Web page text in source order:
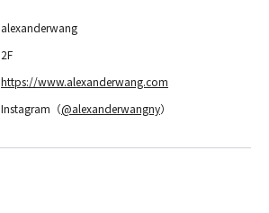
alexanderwang
2F
https://www.alexanderwang.com
Instagram（@alexanderwangny）